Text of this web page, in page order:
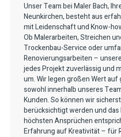
Unser Team bei Maler Bach,
Neunkirchen, besteht aus
mit Leidenschaft und Know-
Ob Malerarbeiten, Streichen
Trockenbau-Service oder
Renovierungsarbeiten –
jedes Projekt zuverlässig und
um. Wir legen großen Wert
sowohl innerhalb unseres
Kunden. So können wir
berücksichtigt werden und
höchsten Ansprüchen
Erfahrung auf Kreativität – für